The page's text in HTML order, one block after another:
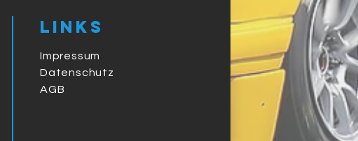
Links
Impressum
Datenschutz
AGB